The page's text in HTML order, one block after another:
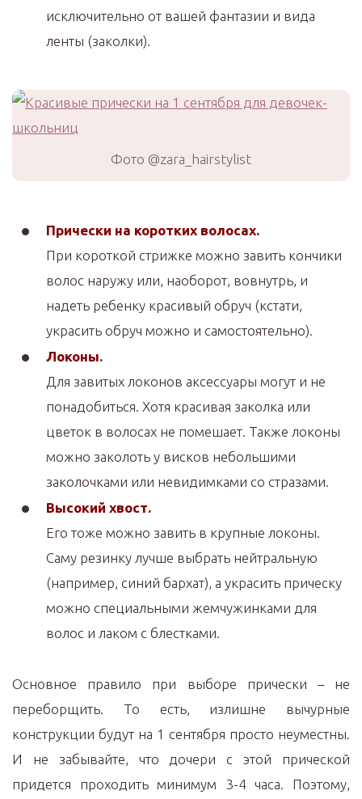
исключительно от вашей фантазии и вида
ленты (заколки).
Фото @zara_hairstylist
Прически на коротких волосах.
При короткой стрижке можно завить кончики
волос наружу или, наоборот, вовнутрь, и
надеть ребенку красивый обруч (кстати,
украсить обруч можно и самостоятельно).
Локоны.
Для завитых локонов аксессуары могут и не
понадобиться. Хотя красивая заколка или
цветок в волосах не помешает. Также локоны
можно заколоть у висков небольшими
заколочками или невидимками со стразами.
Высокий хвост.
Его тоже можно завить в крупные локоны.
Саму резинку лучше выбрать нейтральную
(например, синий бархат), а украсить прическу
можно специальными жемчужинками для
волос и лаком с блестками.
Основное правило при выборе прически – не
переборщить. То есть, излишне вычурные
конструкции будут на 1 сентября просто неуместны.
И не забывайте, что дочери с этой прической
придется проходить минимум 3-4 часа. Поэтому,